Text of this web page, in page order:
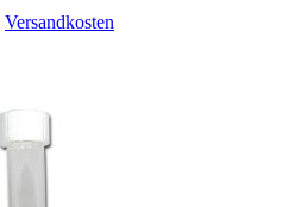
Versandkosten